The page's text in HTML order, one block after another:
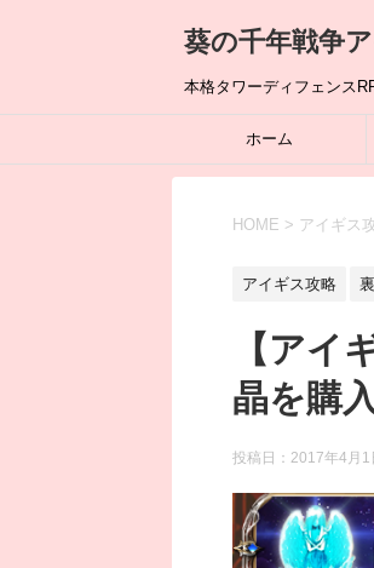
葵の千年戦争
本格タワーディフェンス
ホーム
HOME > アイギス
アイギス攻略
【アイ
晶を購
投稿日：2017年4月1